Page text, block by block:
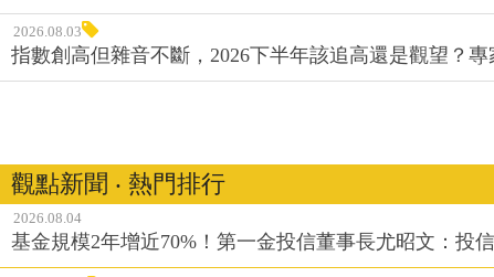
2026.08.03
指數創高但雜音不斷，2026下半年該追高還是觀望？
觀點新聞 ‧ 熱門排行
2026.08.04
基金規模2年增近70%！第一金投信董事長尤昭文：投